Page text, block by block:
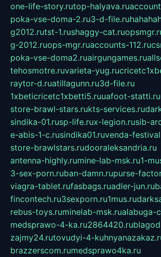
one-life-story.rutop-halyava.ru
poka-vse-doma-2.ru3-d-file.ru
g2012.rutst-1.rushaggy-cat.ru
g-2012.ruops-mgr.ruaccounts-112.ru
poka-vse-doma2.ruairgungames.ru
tehosmotre.ruvarieta-yug.ru
raytor-d.ruatillagunn.ru3d-file.ru
1xbeticricetc1xbetti5.ruuafoot-statti.ru
store-brawl-stars.rukts-services.ru
sindika-01.rusp-life.rux-legion.rusib-
e-abis-1-c.rusindika01.ruvenda-
store-brawlstars.rudooraleksandria.ru
antenna-highly.rumine-lab-msk.ru1-
3-sex-porn.ruban-damn.rupurse-
viagra-tablet.rufasbags.ruadler-jun.ru
fincontech.ru3sexporn.ru1mus.ru
rebus-toys.ruminelab-msk.rualabuga-
medsprawo-4-ka.ru2864420.ru
zajmy24.rutovudyi-4-
brazzerscom.rumedsprawo4ka.ru